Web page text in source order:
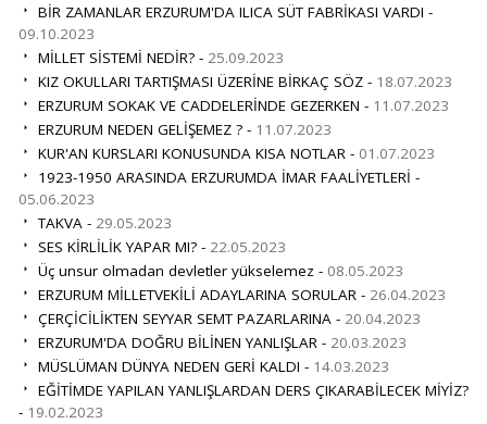
BİR ZAMANLAR ERZURUM'DA ILICA SÜT FABRİKASI VARDI -
09.10.2023
MİLLET SİSTEMİ NEDİR? - 25.09.2023
KIZ OKULLARI TARTIŞMASI ÜZERİNE BİRKAÇ SÖZ - 18.07.2023
ERZURUM SOKAK VE CADDELERİNDE GEZERKEN - 11.07.2023
ERZURUM NEDEN GELİŞEMEZ ? - 11.07.2023
KUR'AN KURSLARI KONUSUNDA KISA NOTLAR - 01.07.2023
1923-1950 ARASINDA ERZURUMDA İMAR FAALİYETLERİ -
05.06.2023
TAKVA - 29.05.2023
SES KİRLİLİK YAPAR MI? - 22.05.2023
Üç unsur olmadan devletler yükselemez - 08.05.2023
ERZURUM MİLLETVEKİLİ ADAYLARINA SORULAR - 26.04.2023
ÇERÇİCİLİKTEN SEYYAR SEMT PAZARLARINA - 20.04.2023
ERZURUM'DA DOĞRU BİLİNEN YANLIŞLAR - 20.03.2023
MÜSLÜMAN DÜNYA NEDEN GERİ KALDI - 14.03.2023
EĞİTİMDE YAPILAN YANLIŞLARDAN DERS ÇIKARABİLECEK MİYİZ?
- 19.02.2023